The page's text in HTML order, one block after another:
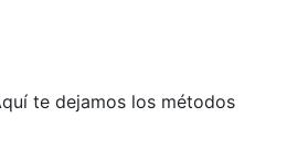
te dejamos los métodos